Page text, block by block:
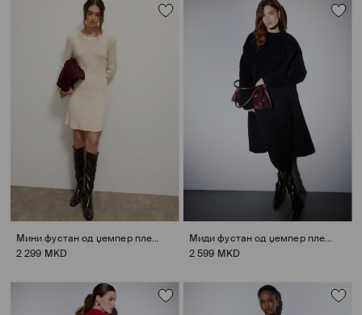
Мини фустан од џемпер плетка
2 299 MKD
Миди фустан од џемпер плетка
2 599 MKD